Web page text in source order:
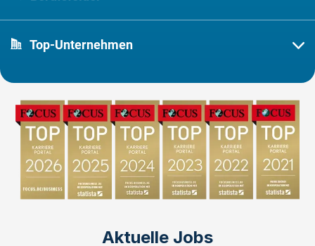
Top-Unternehmen
Aktuelle Jobs